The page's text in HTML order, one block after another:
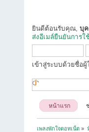
ยินดีต้อนรับคุณ, บุค
ส่งอีเมล์ยืนยันการใ
เข้าสู่ระบบด้วยชื่อผู้
หน้าแรก
เพลงพักใจดอทเน็ต »